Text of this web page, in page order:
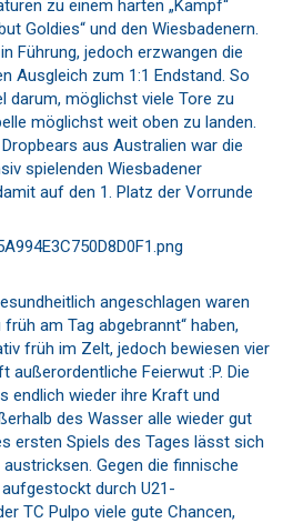
zu einem harten „Kampf“
Goldies“ und den Wiesbadenern.
Führung, jedoch erzwangen die
Ausgleich zum 1:1 Endstand. So
darum, möglichst viele Tore zu
möglichst weit oben zu landen.
aus Australien war die
spielenden Wiesbadener
auf den 1. Platz der Vorrunde
angeschlagen waren
früh am Tag abgebrannt“ haben,
früh im Zelt, jedoch bewiesen vier
außerordentliche Feierwut :P. Die
endlich wieder ihre Kraft und
des Wasser alle wieder gut
ersten Spiels des Tages lässt sich
Gegen die finnische
durch U21-
TC Pulpo viele gute Chancen,